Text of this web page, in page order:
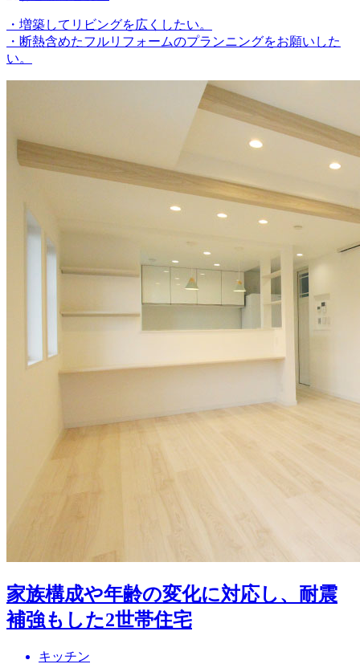
・増築してリビングを広くしたい。
・断熱含めたフルリフォームのプランニングをお願いした
い。
家族構成や年齢の変化に対応し、耐震
補強もした2世帯住宅
キッチン